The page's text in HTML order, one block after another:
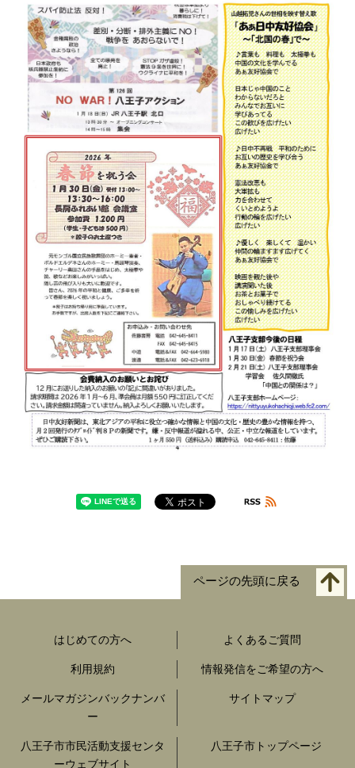
ページの先頭に戻る
はじめての方へ よくあるご質問
利用規約 情報発信をご希望の方へ
メールマガジンバックナンバ
ー
サイトマップ
八王子市市民活動支援センタ
ーウェブサイト
八王子市トップページ